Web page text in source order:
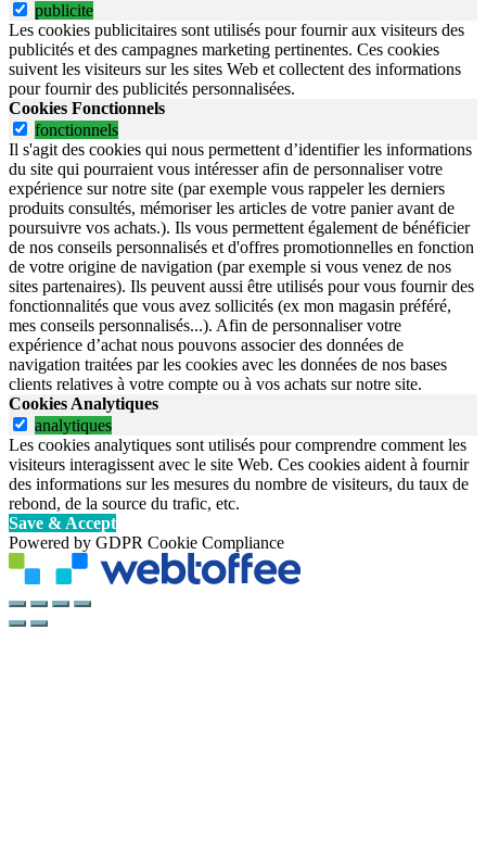
publicite
Les cookies publicitaires sont utilisés pour fournir aux visiteurs des
publicités et des campagnes marketing pertinentes. Ces cookies
suivent les visiteurs sur les sites Web et collectent des informations
pour fournir des publicités personnalisées.
Cookies Fonctionnels
fonctionnels
Il s'agit des cookies qui nous permettent d’identifier les informations
du site qui pourraient vous intéresser afin de personnaliser votre
expérience sur notre site (par exemple vous rappeler les derniers
produits consultés, mémoriser les articles de votre panier avant de
poursuivre vos achats.). Ils vous permettent également de bénéficier
de nos conseils personnalisés et d'offres promotionnelles en fonction
de votre origine de navigation (par exemple si vous venez de nos
sites partenaires). Ils peuvent aussi être utilisés pour vous fournir des
fonctionnalités que vous avez sollicités (ex mon magasin préféré,
mes conseils personnalisés...). Afin de personnaliser votre
expérience d’achat nous pouvons associer des données de
navigation traitées par les cookies avec les données de nos bases
clients relatives à votre compte ou à vos achats sur notre site.
Cookies Analytiques
analytiques
Les cookies analytiques sont utilisés pour comprendre comment les
visiteurs interagissent avec le site Web. Ces cookies aident à fournir
des informations sur les mesures du nombre de visiteurs, du taux de
rebond, de la source du trafic, etc.
Save & Accept
Powered by GDPR Cookie Compliance